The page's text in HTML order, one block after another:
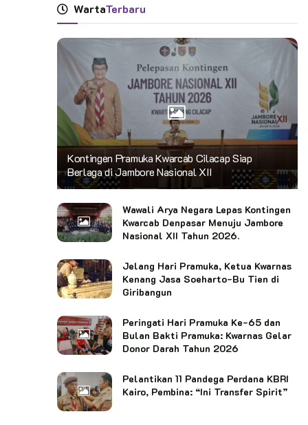
WartaTerbaru
Kontingen Pramuka Kwarcab Cilacap Siap
Berlaga di Jambore Nasional XII
Wawali Arya Negara Lepas Kontingen
Kwarcab Denpasar Menuju Jambore
Nasional XII Tahun 2026.
Jelang Hari Pramuka, Ketua Kwarnas
Kenang Jasa Soeharto-Bu Tien di
Giribangun
Peringati Hari Pramuka Ke-65 dan
Bulan Bakti Pramuka: Kwarnas Gelar
Donor Darah Tahun 2026
Pelantikan 11 Pandega Perdana KBRI
Kairo, Pembina: “Ini Transfer Spirit”